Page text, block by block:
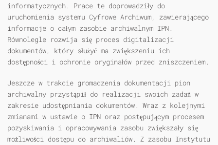
informatycznych. Prace te doprowadziły do
uruchomienia systemu Cyfrowe Archiwum, zawierającego
informacje o całym zasobie archiwalnym IPN.
Równolegle rozwija się proces digitalizacji
dokumentów, który służyć ma zwiększeniu ich
dostępności i ochronie oryginałów przed zniszczeniem.
Jeszcze w trakcie gromadzenia dokumentacji pion
archiwalny przystąpił do realizacji swoich zadań w
zakresie udostępniania dokumentów. Wraz z kolejnymi
zmianami w ustawie o IPN oraz postępującym procesem
pozyskiwania i opracowywania zasobu zwiększały się
możliwości dostępu do archiwaliów. Z zasobu Instytutu